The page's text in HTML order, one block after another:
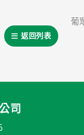
返回列表
葡
司